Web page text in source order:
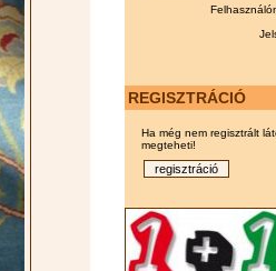
REGISZTRÁCIÓ
Ha még nem regisztrált
megteheti!